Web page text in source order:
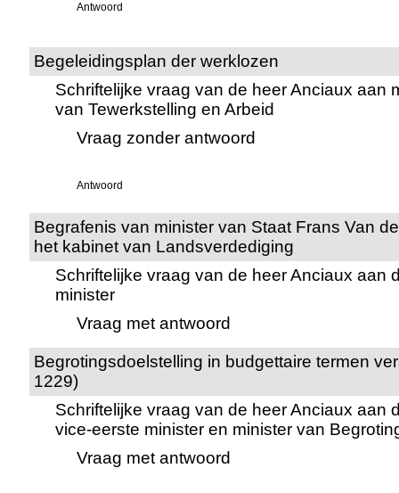
Antwoord
Begeleidingsplan der werklozen
Schriftelijke vraag van de heer Anciaux aan
van Tewerkstelling en Arbeid
Vraag zonder antwoord
Antwoord
Begrafenis van minister van Staat Frans Van
het kabinet van Landsverdediging
Schriftelijke vraag van de heer Anciaux aan
minister
Vraag met antwoord
Begrotingsdoelstelling in budgettaire termen
1229)
Schriftelijke vraag van de heer Anciaux aan
vice-eerste minister en minister van
Vraag met antwoord